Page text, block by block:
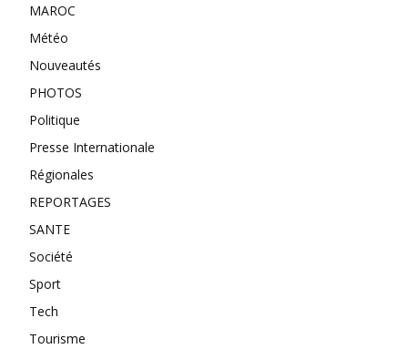
MAROC
Météo
Nouveautés
PHOTOS
Politique
Presse Internationale
Régionales
REPORTAGES
SANTE
Société
Sport
Tech
Tourisme